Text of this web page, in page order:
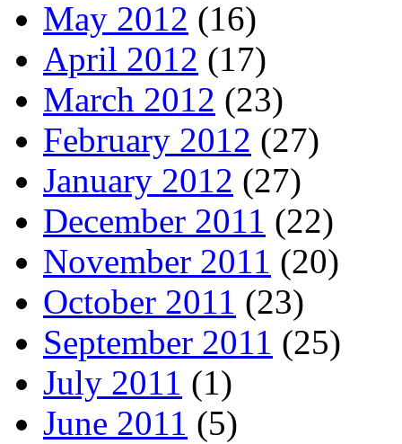
May 2012 (16)
April 2012 (17)
March 2012 (23)
February 2012 (27)
January 2012 (27)
December 2011 (22)
November 2011 (20)
October 2011 (23)
September 2011 (25)
July 2011 (1)
June 2011 (5)